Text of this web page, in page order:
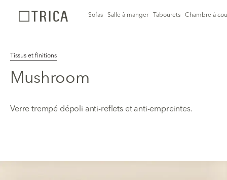
Sofas Salle à manger Tabourets Chambre à
Tissus et finitions
Mushroom
Verre trempé dépoli anti-reflets et anti-empreintes.